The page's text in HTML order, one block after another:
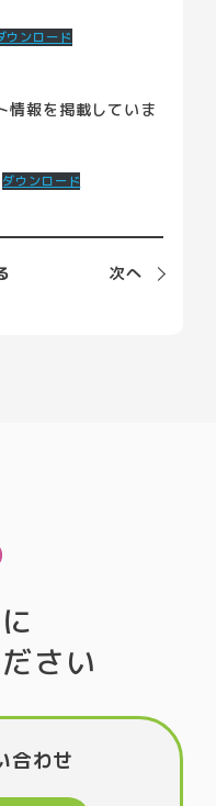
ウンロード
報を掲載していま
ダウンロード
次へ
さい
合わせ